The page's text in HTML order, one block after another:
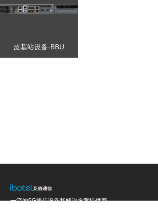
皮基站设备-BBU
一流的5G通信设备和解决方案提供商